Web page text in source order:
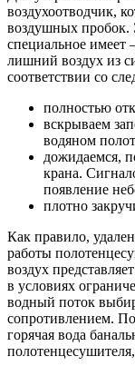
воздухоотводчик,
воздушных пробок.
специальное имеет
лишний воздух из
соответствии со
полностью
вскрываем
водяном
дожидаемся,
крана.
появление
плотно
Как правило,
работы
воздух
в условиях
водный поток
сопротивлением.
горячая вода